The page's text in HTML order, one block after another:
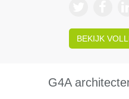
BEKIJK
G4A